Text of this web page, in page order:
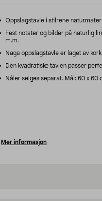
Oppslagstavle i stilrene
Fest notater og bilder på naturlig
m.m.
Naga oppslagstavle er laget av
Den kvadratiske tavlen passer
Nåler selges separat. Mål: 60 x 60
Mer informasjon